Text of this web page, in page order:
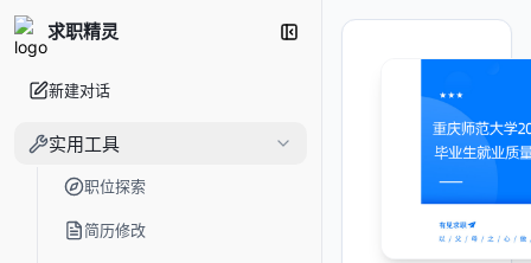
求职精灵
新建对话
实用工具
职位探索
简历修改